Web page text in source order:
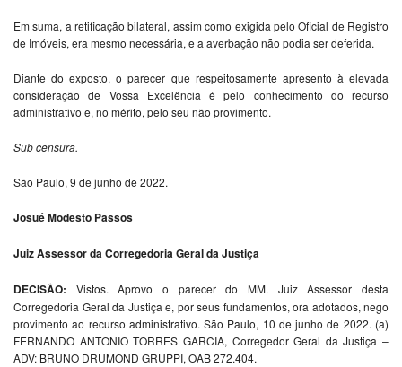
Em suma, a retificação bilateral, assim como exigida pelo Oficial de Registro
de Imóveis, era mesmo necessária, e a averbação não podia ser deferida.
Diante do exposto, o parecer que respeitosamente apresento à elevada
consideração de Vossa Excelência é pelo conhecimento do recurso
administrativo e, no mérito, pelo seu não provimento.
Sub censura.
São Paulo, 9 de junho de 2022.
Josué Modesto Passos
Juiz Assessor da Corregedoria Geral da Justiça
DECISÃO: Vistos. Aprovo o parecer do MM. Juiz Assessor desta
Corregedoria Geral da Justiça e, por seus fundamentos, ora adotados, nego
provimento ao recurso administrativo. São Paulo, 10 de junho de 2022. (a)
FERNANDO ANTONIO TORRES GARCIA, Corregedor Geral da Justiça –
ADV: BRUNO DRUMOND GRUPPI, OAB 272.404.